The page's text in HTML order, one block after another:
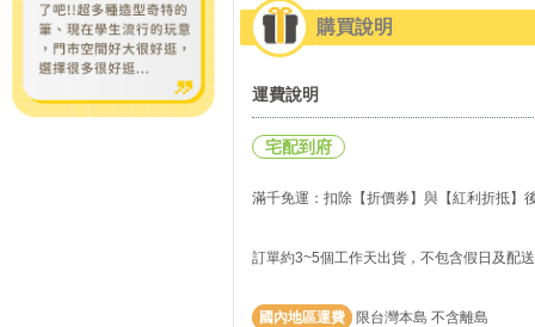
購買說明
運費說明
宅配到府
滿千免運：扣除【折價券】與【紅利折抵】
訂單約3~5個工作天出貨，不包含假日及配
國內地區運費 限台灣本島 不含離島